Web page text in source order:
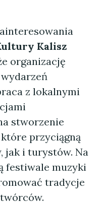
Kalisz
organizację
z lokalnymi
stworzenie
przyciągną
jak i turystów. Na
festiwale muzyki
tradycje